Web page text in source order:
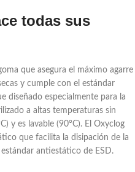
todas sus
que asegura el máximo agarre
y cumple con el estándar
diseñado especialmente para la
a altas temperaturas sin
y es lavable (90°C). El Oxyclog
que facilita la disipación de la
antiestático de ESD.